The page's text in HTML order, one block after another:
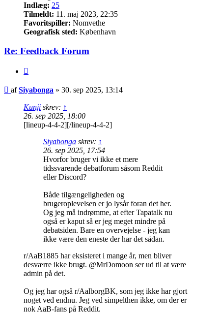
Indlæg: 25
Tilmeldt: 11. maj 2023, 22:35
Favoritspiller: Nomvethe
Geografisk sted: København
Re: Feedback Forum
Indlæg
afSiyabonga » 30. sep 2025, 13:14
Kunji skrev: ↑
26. sep 2025, 18:00
[lineup-4-4-2][/lineup-4-4-2]
Siyabonga skrev: ↑
26. sep 2025, 17:54
Hvorfor bruger vi ikke et mere
tidssvarende debatforum såsom Reddit
eller Discord?
Både tilgængeligheden og
brugeroplevelsen er jo lysår foran det her.
Og jeg må indrømme, at efter Tapatalk nu
også er kaput så er jeg meget mindre på
debatsiden. Bare en overvejelse - jeg kan
ikke være den eneste der har det sådan.
r/AaB1885 har eksisteret i mange år, men bliver
desværre ikke brugt. @MrDomoon ser ud til at være
admin på det.
Og jeg har også r/AalborgBK, som jeg ikke har gjort
noget ved endnu. Jeg ved simpelthen ikke, om der er
nok AaB-fans på Reddit.